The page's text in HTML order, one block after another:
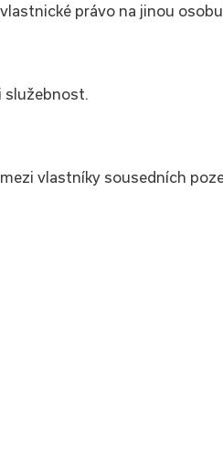
právo na jinou
služebnost.
vlastníky sousedních